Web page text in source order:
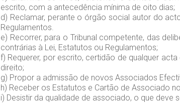
escrito, com a antecedência mínima de oito dias;
d) Reclamar, perante o órgão social autor do
Regulamentos.
e) Recorrer, para o Tribunal competente, das
contrárias à Lei, Estatutos ou Regulamentos;
f) Requerer, por escrito, certidão de qualquer
direito;
g) Propor a admissão de novos Associados
h) Receber os Estatutos e Cartão de Associado
i) Desistir da qualidade de associado, o que deve